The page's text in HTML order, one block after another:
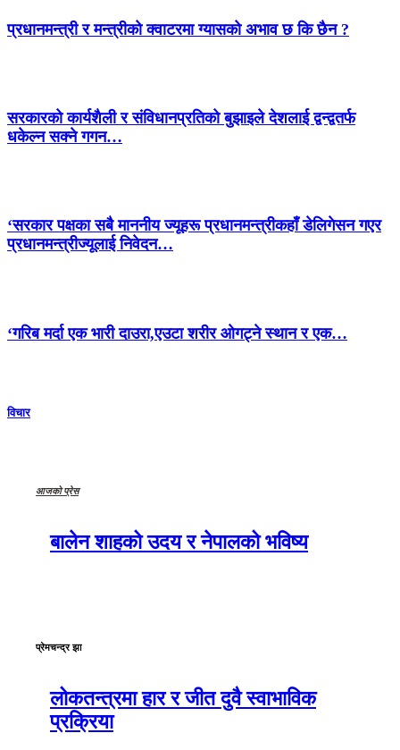
प्रधानमन्त्री र मन्त्रीको क्वाटरमा ग्यासको अभाव छ कि छैन ?
सरकारको कार्यशैली र संविधानप्रतिको बुझाइले देशलाई द्वन्द्वतर्फ
धकेल्न सक्ने गगन…
‘सरकार पक्षका सबै माननीय ज्यूहरू प्रधानमन्त्रीकहाँ डेलिगेसन गएर
प्रधानमन्त्रीज्यूलाई निवेदन…
‘गरिब मर्दा एक भारी दाउरा,एउटा शरीर ओगट्ने स्थान र एक…
विचार
आजको प्रेस
बालेन शाहको उदय र नेपालको भविष्य
प्रेमचन्द्र झा
लोकतन्त्रमा हार र जीत दुवै स्वाभाविक
प्रक्रिया